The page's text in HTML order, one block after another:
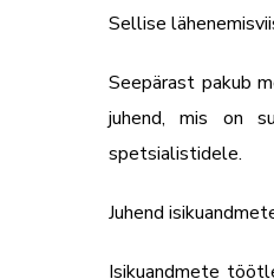
Sellise
Seepärast pakub
juhend, mis on
spetsialistidele.
Juhend
Isikuandmete